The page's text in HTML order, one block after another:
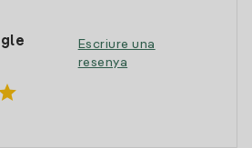
Escriure una
resenya